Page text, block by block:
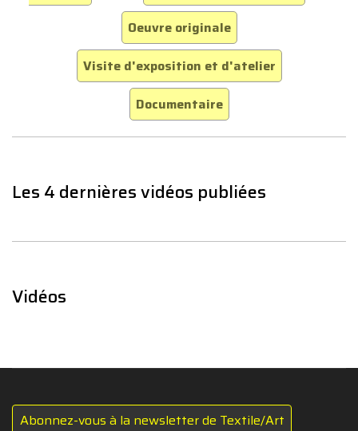
Oeuvre originale
Visite d'exposition et d'atelier
Documentaire
Les 4 dernières vidéos publiées
Vidéos
Abonnez-vous à la newsletter de Textile/Art